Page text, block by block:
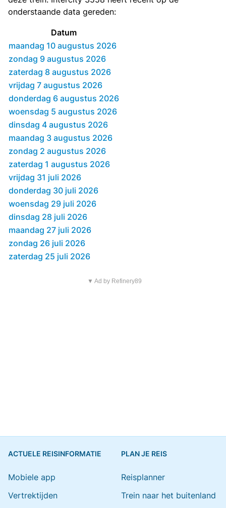
onderstaande data gereden:
Datum
maandag 10 augustus 2026
zondag 9 augustus 2026
zaterdag 8 augustus 2026
vrijdag 7 augustus 2026
donderdag 6 augustus 2026
woensdag 5 augustus 2026
dinsdag 4 augustus 2026
maandag 3 augustus 2026
zondag 2 augustus 2026
zaterdag 1 augustus 2026
vrijdag 31 juli 2026
donderdag 30 juli 2026
woensdag 29 juli 2026
dinsdag 28 juli 2026
maandag 27 juli 2026
zondag 26 juli 2026
zaterdag 25 juli 2026
▼ Ad by Refinery89
ACTUELE REISINFORMATIE
Mobiele app
Vertrektijden
PLAN JE REIS
Reisplanner
Trein naar het buitenland